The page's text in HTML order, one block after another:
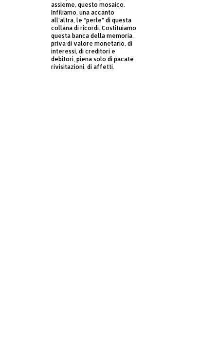
assieme, questo mosaico.
Infiliamo, una accanto
all’altra, le “perle” di questa
collana di ricordi. Costituiamo
questa banca della memoria,
priva di valore monetario, di
interessi, di creditori e
debitori, piena solo di pacate
rivisitazioni, di affetti.